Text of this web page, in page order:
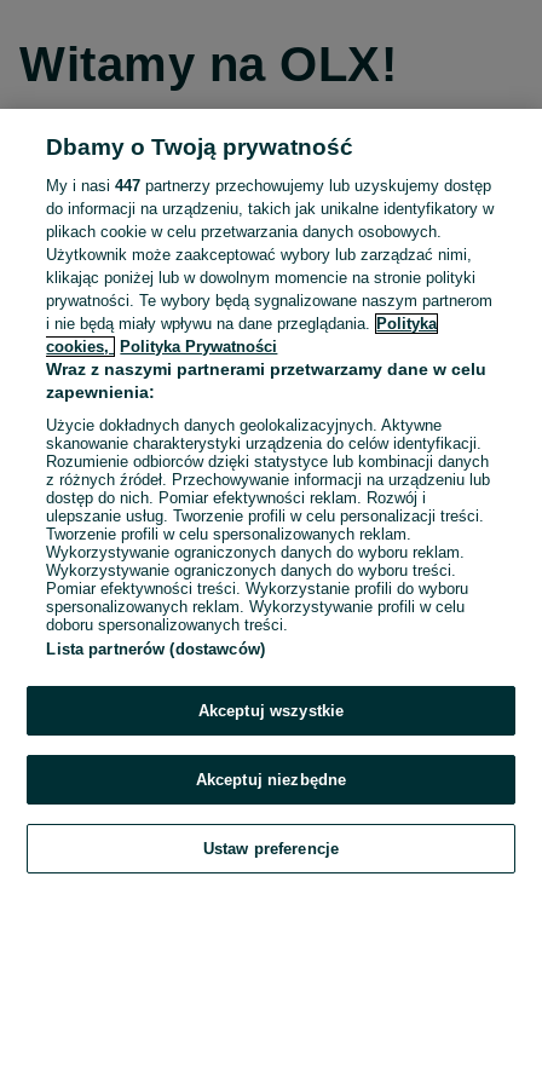
Witamy na OLX!
Kontynuuj przez Facebooka
Kontynuuj przez konto Apple
Kontynuuj przez konto Google
LUB
E-mail
Hasło
Zaloguj się
Kontynuując za pośrednictwem jednego z dostawców wskazanych powyżej,
OLX.pl w jego aktualnym brzmieniu.
Dbamy o Twoją prywatność
My i nasi447 partnerzy przechowujemy lub uzyskujemy dostęp
do informacji na urządzeniu, takich jak unikalne identyfikatory w
plikach cookie w celu przetwarzania danych osobowych.
Użytkownik może zaakceptować wybory lub zarządzać nimi,
klikając poniżej lub w dowolnym momencie na stronie polityki
prywatności. Te wybory będą sygnalizowane naszym partnerom
i nie będą miały wpływu na dane przeglądania.
Polityka
cookies,
Polityka Prywatności
Wraz z naszymi partnerami przetwarzamy dane w celu
zapewnienia:
Użycie dokładnych danych geolokalizacyjnych. Aktywne
skanowanie charakterystyki urządzenia do celów identyfikacji.
Rozumienie odbiorców dzięki statystyce lub kombinacji danych
z różnych źródeł. Przechowywanie informacji na urządzeniu lub
dostęp do nich. Pomiar efektywności reklam. Rozwój i
ulepszanie usług. Tworzenie profili w celu personalizacji treści.
Tworzenie profili w celu spersonalizowanych reklam.
Wykorzystywanie ograniczonych danych do wyboru reklam.
Wykorzystywanie ograniczonych danych do wyboru treści.
Pomiar efektywności treści. Wykorzystanie profili do wyboru
spersonalizowanych reklam. Wykorzystywanie profili w celu
doboru spersonalizowanych treści.
Lista partnerów (dostawców)
Akceptuj wszystkie
Akceptuj niezbędne
Ustaw preferencje